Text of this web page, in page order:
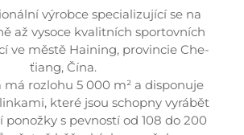
výrobce specializující se na
až vysoce kvalitních sportovních
ve městě Haining, provincie Che-
ťiang, Čína.
má rozlohu 5 000 m² a disponuje
které jsou schopny vyrábět
ponožky s pevností od 108 do 200